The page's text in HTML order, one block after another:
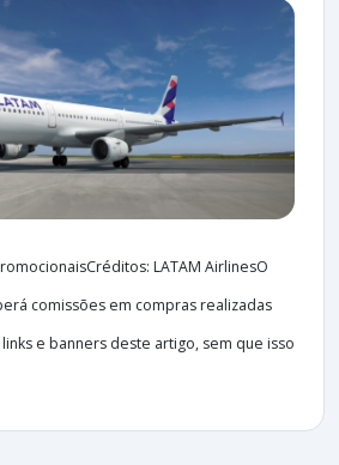
LATAM AirlinesO
comissões em compras realizadas
e banners deste artigo, sem que isso